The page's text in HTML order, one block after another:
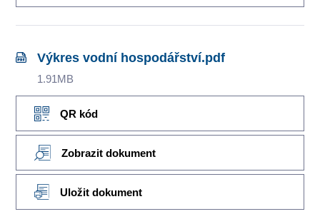
Výkres vodní hospodářství.pdf
1.91MB
QR kód
Zobrazit dokument
Uložit dokument